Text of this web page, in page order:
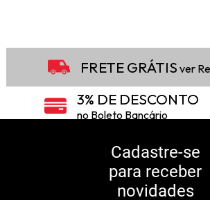
FRETE GRÁTIS ver
3% DE DESCONTO
no Boleto Bancário
5% DE DESCONTO
10% DE CASHBACK
Consulte Regulamento
Cadastre-se
para receber
novidades